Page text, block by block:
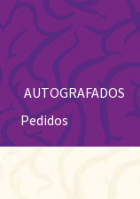
AUTOGRAFADOS
Pedidos